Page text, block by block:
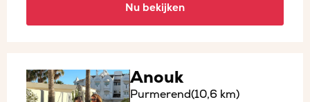
Nu bekijken
Anouk
Purmerend(10,6 km)